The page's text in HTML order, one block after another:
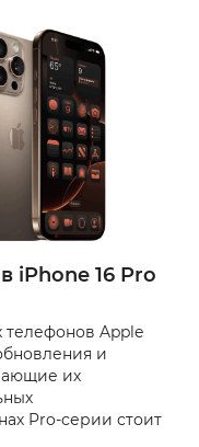
iPhone 16 Pro
Apple
и
их
Pro-серии стоит